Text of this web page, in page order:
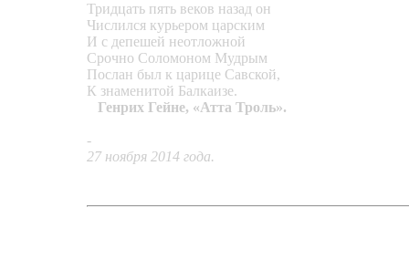
Тридцать пять веков назад он
Числился курьером царским
И с депешей неотложной
Срочно Соломоном Мудрым
Послан был к царице Савской,
К знаменитой Балкаизе.
Генрих Гейне, «Атта Троль».
-
27 ноября 2014 года.